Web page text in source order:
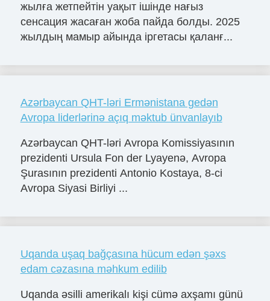
жылға жетпейтін уақыт ішінде нағыз
сенсация жасаған жоба пайда болды. 2025
жылдың мамыр айында іргетасы қаланғ...
Azərbaycan QHT-ləri Ermənistana gedən
Avropa liderlərinə açıq məktub ünvanlayıb
Azərbaycan QHT-ləri Avropa Komissiyasının
prezidenti Ursula Fon der Lyayenə, Avropa
Şurasının prezidenti Antonio Kostaya, 8-ci
Avropa Siyasi Birliyi ...
Uqanda uşaq bağçasına hücum edən şəxs
edam cəzasına məhkum edilib
Uqanda əsilli amerikalı kişi cümə axşamı günü